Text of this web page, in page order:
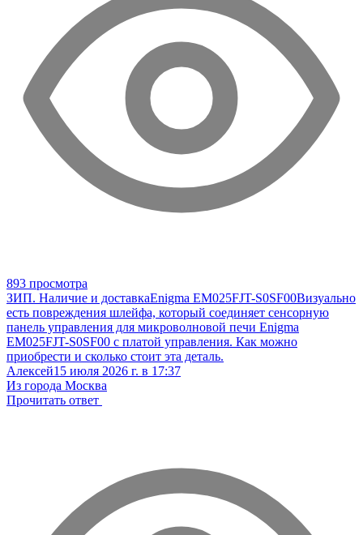
893 просмотра
ЗИП. Наличие и доставкаEnigma EM025FJT-S0SF00Визуально
есть повреждения шлейфа, который соединяет сенсорную
панель управления для микроволновой печи Enigma
EM025FJT-S0SF00 с платой управления. Как можно
приобрести и сколько стоит эта деталь.
Алексей15 июля 2026 г. в 17:37
Из города Москва
Прочитать ответ